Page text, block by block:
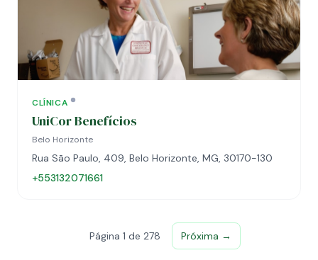
CLÍNICA
UniCor Benefícios
Belo Horizonte
Rua São Paulo, 409, Belo Horizonte, MG, 30170-130
+553132071661
Página 1 de 278 Próxima →